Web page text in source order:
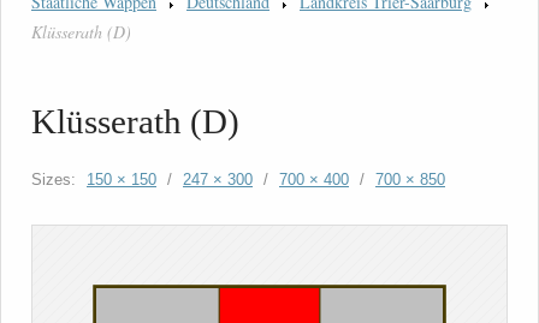
Klüsserath (D)
Klüsserath (D)
Sizes: 150 × 150 / 247 × 300 / 700 × 400 / 700 × 850